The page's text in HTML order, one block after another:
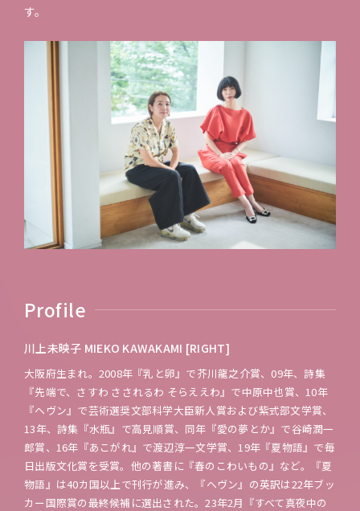
す。
Profile
川上未映子 MIEKO KAWAKAMI [RIGHT]
大阪府生まれ。2008年『乳と卵』で芥川龍之介賞、09年、詩集
『先端で、さすわ さされるわ そらええわ』で中原中也賞、10年
『ヘヴン』で芸術選奨文部科学大臣新人賞および紫式部文学賞、
13年、詩集『水瓶』で高見順賞、同年『愛の夢とか』で谷崎潤一
郎賞、16年『あこがれ』で渡辺淳一文学賞、19年『夏物語』で毎
日出版文化賞を受賞。他の著書に『春のこわいもの』など。『夏
物語』は40カ国以上で刊行が進み、『ヘヴン』の英訳は22年ブッ
カー国際賞の最終候補に選出された。23年2月『すべて真夜中の